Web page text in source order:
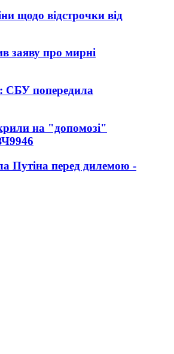
щодо відстрочки від
заяву про мирні
СБУ попередила
на "допомозі"
9946
Путіна перед дилемою -